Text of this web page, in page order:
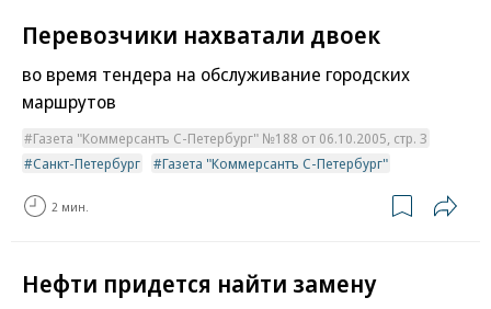
Перевозчики нахватали двоек
во время тендера на обслуживание городских
маршрутов
Газета "Коммерсантъ С-Петербург" №188 от 06.10.2005, стр. 3
Санкт-Петербург
Газета "Коммерсантъ С-Петербург"
2 мин.
Нефти придется найти замену